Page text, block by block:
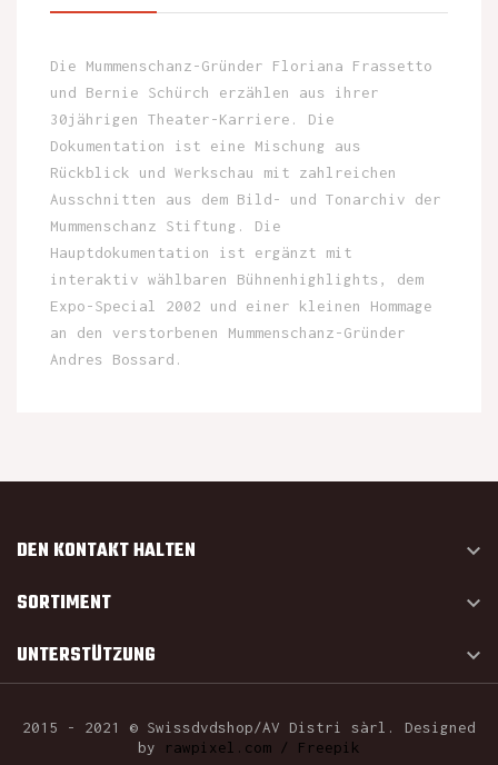
Die Mummenschanz-Gründer Floriana Frassetto
und Bernie Schürch erzählen aus ihrer
30jährigen Theater-Karriere. Die
Dokumentation ist eine Mischung aus
Rückblick und Werkschau mit zahlreichen
Ausschnitten aus dem Bild- und Tonarchiv der
Mummenschanz Stiftung. Die
Hauptdokumentation ist ergänzt mit
interaktiv wählbaren Bühnenhighlights, dem
Expo-Special 2002 und einer kleinen Hommage
an den verstorbenen Mummenschanz-Gründer
Andres Bossard.
DEN KONTAKT HALTEN 
SORTIMENT 
UNTERSTÜTZUNG 
2015 - 2021 © Swissdvdshop/AV Distri sàrl. Designed
by
rawpixel.com / Freepik